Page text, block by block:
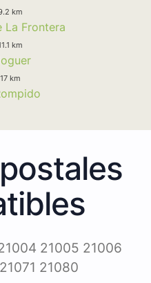
km
La Frontera
km
17 km
21005 21006
21080